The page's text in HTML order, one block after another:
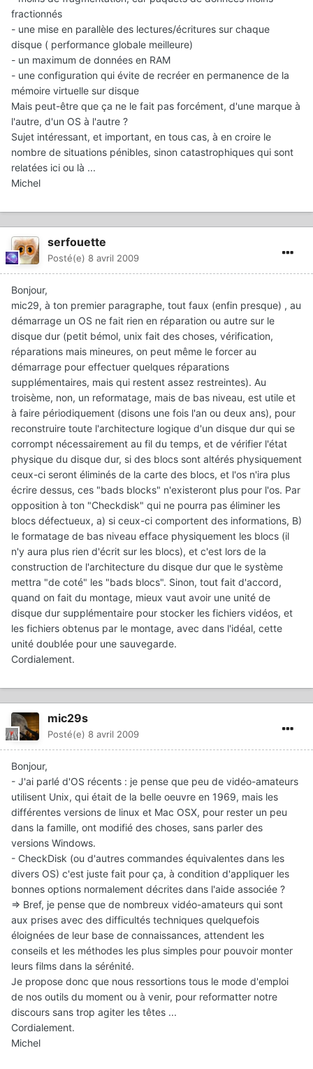
fractionnés
- une mise en parallèle des lectures/écritures sur chaque
disque ( performance globale meilleure)
- un maximum de données en RAM
- une configuration qui évite de recréer en permanence de la
mémoire virtuelle sur disque
Mais peut-être que ça ne le fait pas forcément, d'une marque à
l'autre, d'un OS à l'autre ?
Sujet intéressant, et important, en tous cas, à en croire le
nombre de situations pénibles, sinon catastrophiques qui sont
relatées ici ou là ...
Michel
serfouette
Posté(e) 8 avril 2009
Bonjour,
mic29, à ton premier paragraphe, tout faux (enfin presque) , au
démarrage un OS ne fait rien en réparation ou autre sur le
disque dur (petit bémol, unix fait des choses, vérification,
réparations mais mineures, on peut même le forcer au
démarrage pour effectuer quelques réparations
supplémentaires, mais qui restent assez restreintes). Au
troisème, non, un reformatage, mais de bas niveau, est utile et
à faire périodiquement (disons une fois l'an ou deux ans), pour
reconstruire toute l'architecture logique d'un disque dur qui se
corrompt nécessairement au fil du temps, et de vérifier l'état
physique du disque dur, si des blocs sont altérés physiquement
ceux-ci seront éliminés de la carte des blocs, et l'os n'ira plus
écrire dessus, ces "bads blocks" n'existeront plus pour l'os. Par
opposition à ton "Checkdisk" qui ne pourra pas éliminer les
blocs défectueux, a) si ceux-ci comportent des informations, B)
le formatage de bas niveau efface physiquement les blocs (il
n'y aura plus rien d'écrit sur les blocs), et c'est lors de la
construction de l'architecture du disque dur que le système
mettra "de coté" les "bads blocs". Sinon, tout fait d'accord,
quand on fait du montage, mieux vaut avoir une unité de
disque dur supplémentaire pour stocker les fichiers vidéos, et
les fichiers obtenus par le montage, avec dans l'idéal, cette
unité doublée pour une sauvegarde.
Cordialement.
mic29s
Posté(e) 8 avril 2009
Bonjour,
- J'ai parlé d'OS récents : je pense que peu de vidéo-amateurs
utilisent Unix, qui était de la belle oeuvre en 1969, mais les
différentes versions de linux et Mac OSX, pour rester un peu
dans la famille, ont modifié des choses, sans parler des
versions Windows.
- CheckDisk (ou d'autres commandes équivalentes dans les
divers OS) c'est juste fait pour ça, à condition d'appliquer les
bonnes options normalement décrites dans l'aide associée ?
=> Bref, je pense que de nombreux vidéo-amateurs qui sont
aux prises avec des difficultés techniques quelquefois
éloignées de leur base de connaissances, attendent les
conseils et les méthodes les plus simples pour pouvoir monter
leurs films dans la sérénité.
Je propose donc que nous ressortions tous le mode d'emploi
de nos outils du moment ou à venir, pour reformatter notre
discours sans trop agiter les têtes ...
Cordialement.
Michel